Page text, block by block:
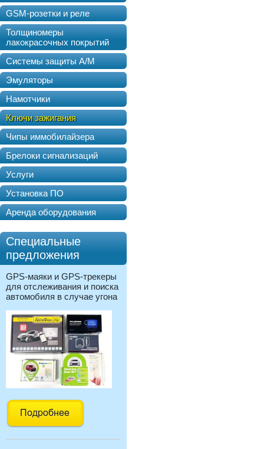
GSM-розетки и реле
Толщиномеры
лакокрасочных покрытий
Системы защиты А/М
Эмуляторы
Намотчики
Ключи зажигания
Чипы иммобилайзера
Брелоки сигнализаций
Услуги
Установка ПО
Аренда оборудования
Специальные
предложения
GPS-маяки и GPS-трекеры
для отслеживания и поиска
автомобиля в случае угона